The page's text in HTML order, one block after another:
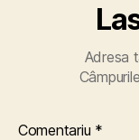
Adresa
Comentariu *